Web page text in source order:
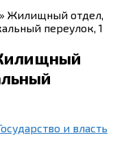
» Жилищный отдел,
переулок, 1
и власть